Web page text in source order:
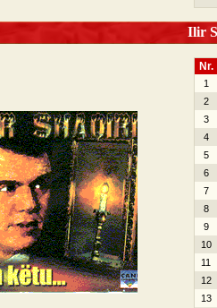
Ilir
Nr.
1
2
3
4
5
6
7
8
9
10
11
12
13